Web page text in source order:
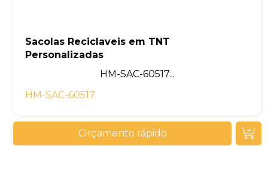
Sacolas Reciclaveis em TNT
Personalizadas
HM-SAC-60517...
HM-SAC-60517
Orçamento rápido